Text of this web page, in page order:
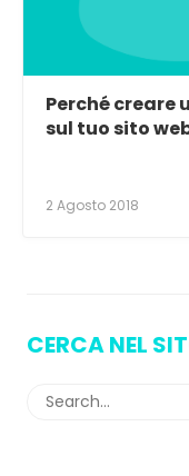
Perché creare
sul tuo sito
2 Agosto 2018
CERCA NEL